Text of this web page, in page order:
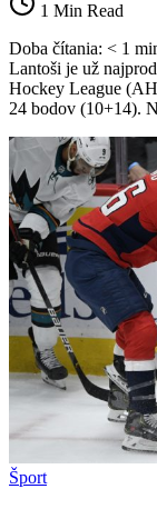
1 Min Read
Doba čítania: < 1
Lantoši je už
Hockey League
24 bodov (10+14).
Šport